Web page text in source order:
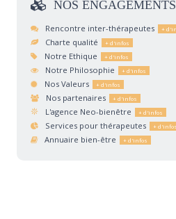
NOS ENGAGEMENTS
Rencontre inter-thérapeutes
Charte qualité
Notre Ethique
Notre Philosophie
Nos Valeurs
Nos partenaires
L'agence Neo-bienêtre
Services pour thérapeutes
Annuaire bien-être